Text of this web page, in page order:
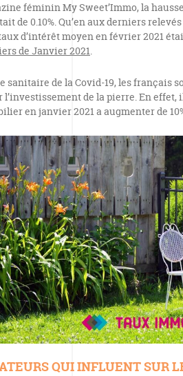
féminin My Sweet’Immo, la
de 0.10%. Qu’en aux derniers
d’intérêt moyen en février 2021
de Janvier 2021.
sanitaire de la Covid-19, les français
l’investissement de la pierre. En effet,
en janvier 2021 a augmenter de
QUI INFLUENT SUR